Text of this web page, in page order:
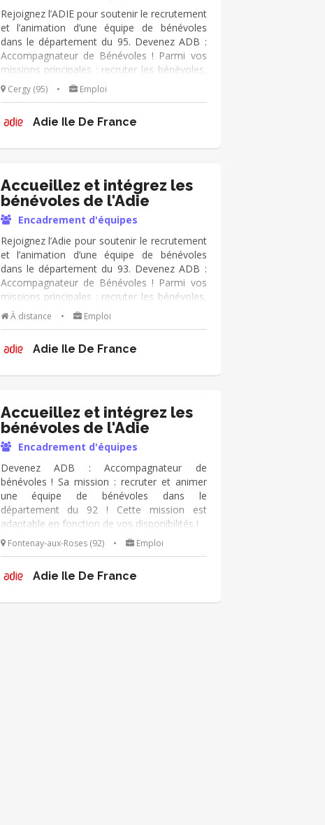
Rejoignez l’ADIE pour soutenir le recrutement
et l’animation d’une équipe de bénévoles
dans le département du 95. Devenez ADB :
Accompagnateur de Bénévoles ! Parmi vos
missions principales : recruter les bénévoles,
animer la communauté et accompagner leur
engagement. Mission adaptable en fonction
Cergy (95) • Emploi
Adie Ile De France
Accueillez et intégrez les
bénévoles de l'Adie
Encadrement d'équipes
Rejoignez l’Adie pour soutenir le recrutement
et l’animation d’une équipe de bénévoles
dans le département du 93. Devenez ADB :
Accompagnateur de Bénévoles ! Parmi vos
missions principales : recruter les bénévoles,
animer la communauté et accompagner leur
engagement. Mission adaptable en fonction
À distance • Emploi
Adie Ile De France
Accueillez et intégrez les
bénévoles de l'Adie
Encadrement d'équipes
Devenez ADB : Accompagnateur de
bénévoles ! Sa mission : recruter et animer
une équipe de bénévoles dans le
département du 92 ! Cette mission est
adaptable en fonction de vos disponibilités !
Fontenay-aux-Roses (92) • Emploi
Adie Ile De France